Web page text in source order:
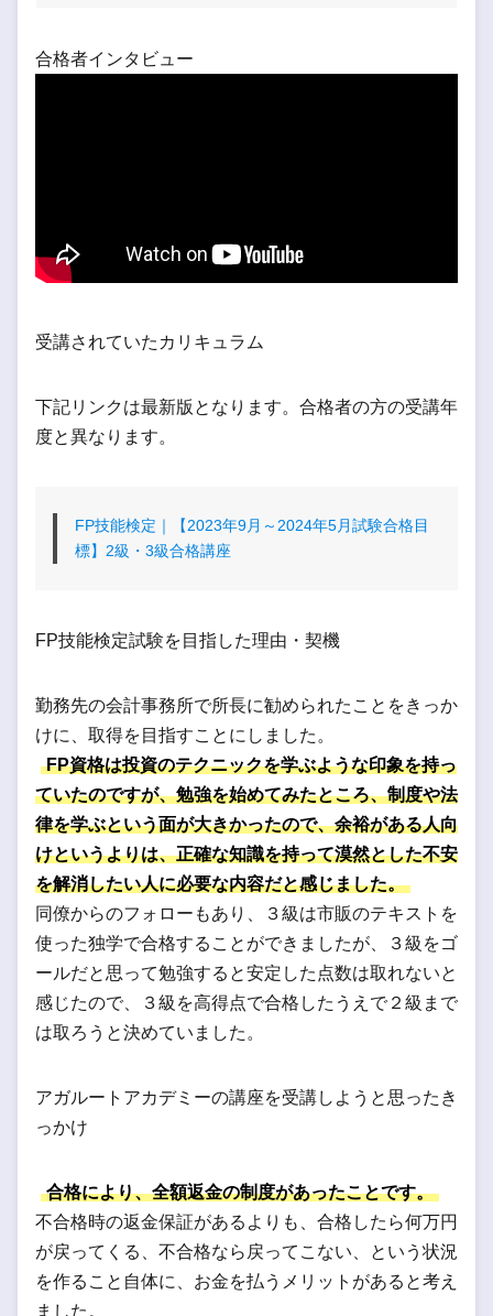
合格者インタビュー
受講されていたカリキュラム
下記リンクは最新版となります。合格者の方の受講年
度と異なります。
FP技能検定｜【2023年9月～2024年5月試験合格目
標】2級・3級合格講座
FP技能検定試験を目指した理由・契機
勤務先の会計事務所で所長に勧められたことをきっか
けに、取得を目指すことにしました。
FP資格は投資のテクニックを学ぶような印象を持っ
ていたのですが、勉強を始めてみたところ、制度や法
律を学ぶという面が大きかったので、余裕がある人向
けというよりは、正確な知識を持って漠然とした不安
を解消したい人に必要な内容だと感じました。
同僚からのフォローもあり、３級は市販のテキストを
使った独学で合格することができましたが、３級をゴ
ールだと思って勉強すると安定した点数は取れないと
感じたので、３級を高得点で合格したうえで２級まで
は取ろうと決めていました。
アガルートアカデミーの講座を受講しようと思ったき
っかけ
合格により、全額返金の制度があったことです。
不合格時の返金保証があるよりも、合格したら何万円
が戻ってくる、不合格なら戻ってこない、という状況
を作ること自体に、お金を払うメリットがあると考え
ました。